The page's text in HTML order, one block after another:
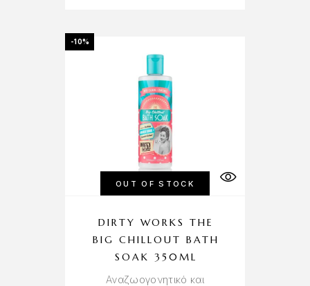
-10%
OUT OF STOCK
DIRTY WORKS THE
BIG CHILLOUT BATH
SOAK 350ML
Αναζωογονητικό και